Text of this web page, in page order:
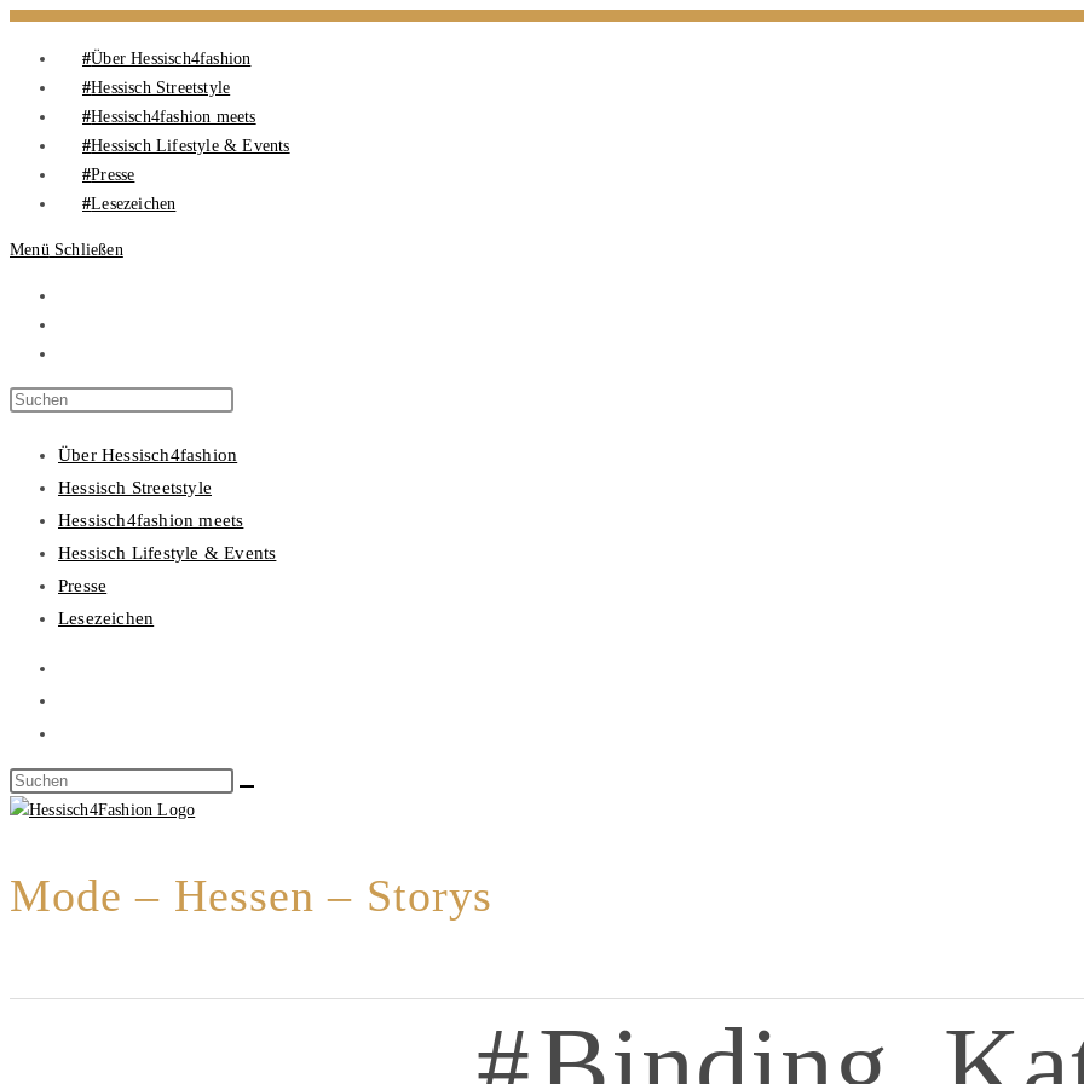
Über Hessisch4fashion
Hessisch Streetstyle
Hessisch4fashion meets
Hessisch Lifestyle & Events
Presse
Lesezeichen
Menü Schließen
Über Hessisch4fashion
Hessisch Streetstyle
Hessisch4fashion meets
Hessisch Lifestyle & Events
Presse
Lesezeichen
Mode – Hessen – Storys